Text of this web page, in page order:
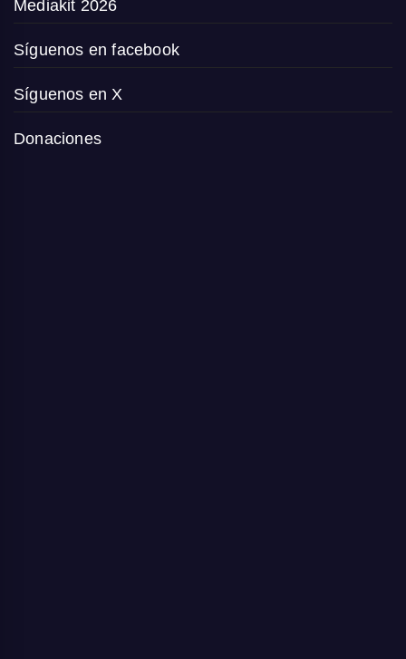
Mediakit 2026
Síguenos en facebook
Síguenos en X
Donaciones